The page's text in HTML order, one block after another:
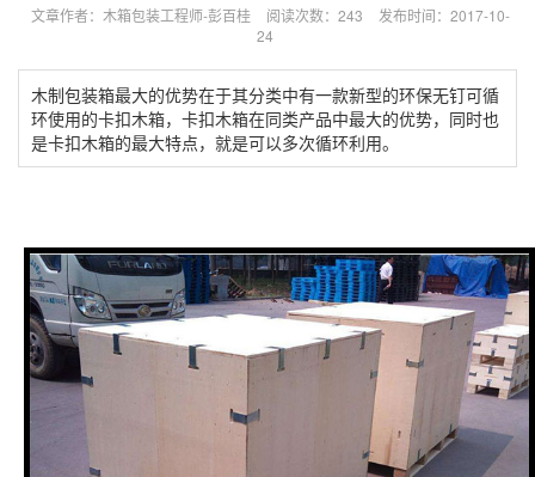
文章作者：木箱包装工程师-彭百桂 阅读次数： 243
发布时间：2017-10-
24
木制包装箱最大的优势在于其分类中有一款新型的环保无钉可循
环使用的卡扣木箱，卡扣木箱在同类产品中最大的优势，同时也
是卡扣木箱的最大特点，就是可以多次循环利用。